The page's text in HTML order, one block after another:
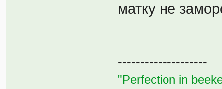
матку не
--------------------
"Perfection in